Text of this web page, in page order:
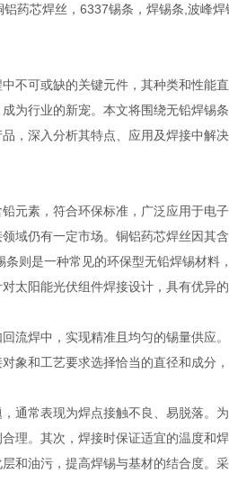
药芯焊丝，6337锡条，焊锡条,波峰
不可或缺的关键元件，其种类和性能
为行业的新宠。本文将围绕无铅焊锡
，深入分析其特点、应用及焊接中解
元素，符合环保标准，广泛应用于电
域仍有一定市场。铜铝药芯焊丝因其
条则是一种常见的环保型无铅焊锡材
太阳能光伏组件焊接设计，具有优异的
流焊中，实现精准且均匀的锡量供应
象和工艺要求选择恰当的直径和成分，
通常表现为焊点接触不良、易脱落。
理。其次，焊接时保证适宜的温度和
和油污，提高焊锡与基材的结合度。